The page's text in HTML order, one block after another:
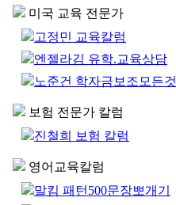
미국 교육 전문가
고정민 교육칼럼
엔젤라김 유학.교육상담
노준건 학자금보조모든것
보험 전문가 칼럼
진철희 보험 칼럼
영어교육칼럼
말킴 패턴500문장뽀개기